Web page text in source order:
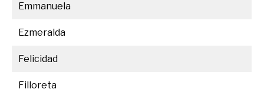
Emmanuela
Ezmeralda
Felicidad
Filloreta